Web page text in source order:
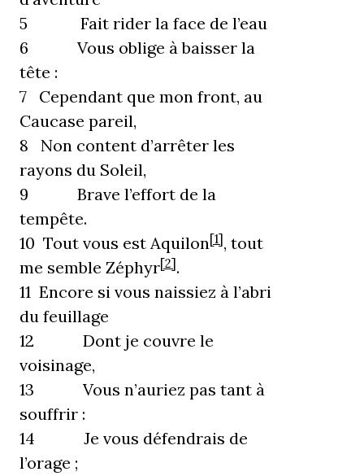
5 Fait rider la face de l’eau
6 Vous oblige à baisser la
tête :
7 Cependant que mon front, au
Caucase pareil,
8 Non content d’arrêter les
rayons du Soleil,
9 Brave l’effort de la
tempête.
10 Tout vous est Aquilon[1], tout
me semble Zéphyr[2].
11 Encore si vous naissiez à l’abri
du feuillage
12 Dont je couvre le
voisinage,
13 Vous n’auriez pas tant à
souffrir :
14 Je vous défendrais de
l’orage ;